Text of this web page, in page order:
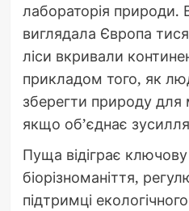
лабораторія природи.
виглядала Європа
ліси вкривали
прикладом того, як
зберегти природу для
якщо об’єднає
Пуща відіграє
біорізноманіття,
підтримці